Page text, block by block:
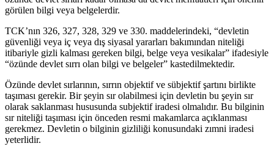
görülen bilgi veya belgelerdir.
TCK’nın 326, 327, 328, 329 ve 330. maddelerindeki, “devletin
güvenliği veya iç veya dış siyasal yararları bakımından niteliği
itibariyle gizli kalması gereken bilgi, belge veya vesikalar” ifadesiyle
“özünde devlet sırrı olan bilgi ve belgeler” kastedilmektedir.
Özünde devlet sırlarının, sırrın objektif ve sübjektif şartını birlikte
taşıması gerekir. Bir şeyin sır olabilmesi için devletin bu şeyin sır
olarak saklanması hususunda subjektif iradesi olmalıdır. Bu bilginin
sır niteliği taşıması için önceden resmi makamlarca açıklanması
gerekmez. Devletin o bilginin gizliliği konusundaki zımni iradesi
yeterlidir.